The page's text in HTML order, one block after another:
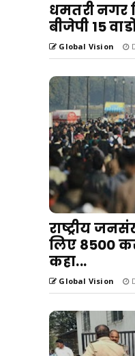
धमतरी नगर
बीजेपी 15
Global Vision
राष्ट्रीय
लिए 8500
कहा...
Global Vision